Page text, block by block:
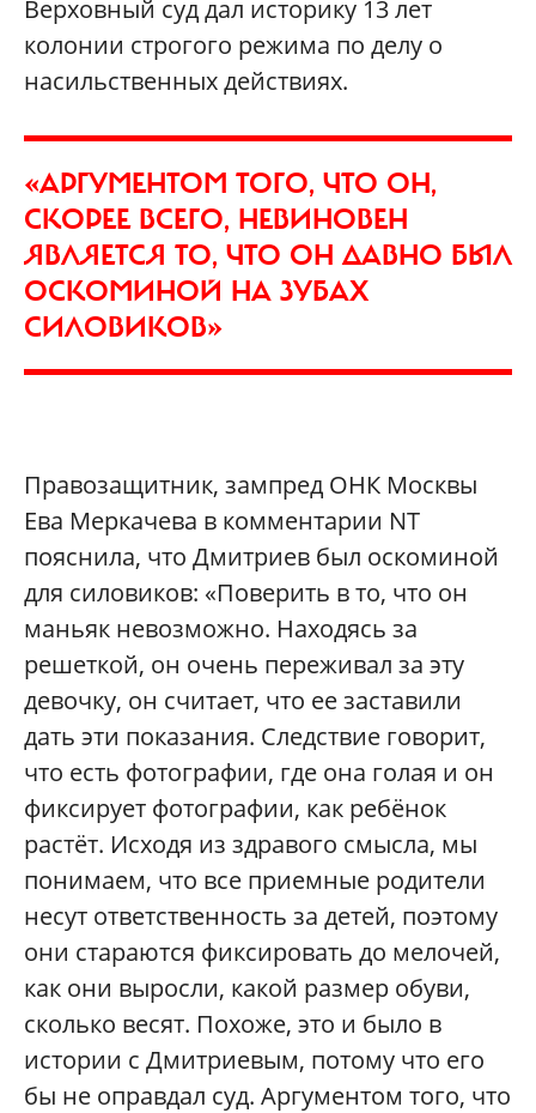
Верховный суд дал историку 13 лет
колонии строгого режима по делу о
насильственных действиях.
«АРГУМЕНТОМ ТОГО, ЧТО ОН,
СКОРЕЕ ВСЕГО, НЕВИНОВЕН
ЯВЛЯЕТСЯ ТО, ЧТО ОН ДАВНО БЫЛ
ОСКОМИНОЙ НА ЗУБАХ
СИЛОВИКОВ»
Правозащитник, зампред ОНК Москвы
Ева Меркачева в комментарии NT
пояснила, что Дмитриев был оскоминой
для силовиков: «Поверить в то, что он
маньяк невозможно. Находясь за
решеткой, он очень переживал за эту
девочку, он считает, что ее заставили
дать эти показания. Следствие говорит,
что есть фотографии, где она голая и он
фиксирует фотографии, как ребёнок
растёт. Исходя из здравого смысла, мы
понимаем, что все приемные родители
несут ответственность за детей, поэтому
они стараются фиксировать до мелочей,
как они выросли, какой размер обуви,
сколько весят. Похоже, это и было в
истории с Дмитриевым, потому что его
бы не оправдал суд. Аргументом того, что